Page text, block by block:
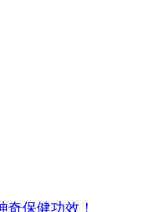
奇保健功效！